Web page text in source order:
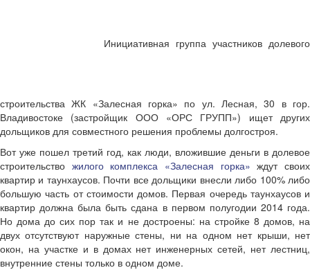
Инициативная группа участников долевого
строительства ЖК «Залесная горка» по ул. Лесная, 30 в гор.
Владивостоке (застройщик ООО «ОРС ГРУПП») ищет других
дольщиков для совместного решения проблемы долгостроя.
Вот уже пошел третий год, как люди, вложившие деньги в долевое
строительство жилого комплекса «Залесная горка» ждут своих
квартир и таунхаусов. Почти все дольщики внесли либо 100% либо
большую часть от стоимости домов. Первая очередь таунхаусов и
квартир должна была быть сдана в первом полугодии 2014 года.
Но дома до сих пор так и не достроены: на стройке 8 домов, на
двух отсутствуют наружные стены, ни на одном нет крыши, нет
окон, на участке и в домах нет инженерных сетей, нет лестниц,
внутренние стены только в одном доме.